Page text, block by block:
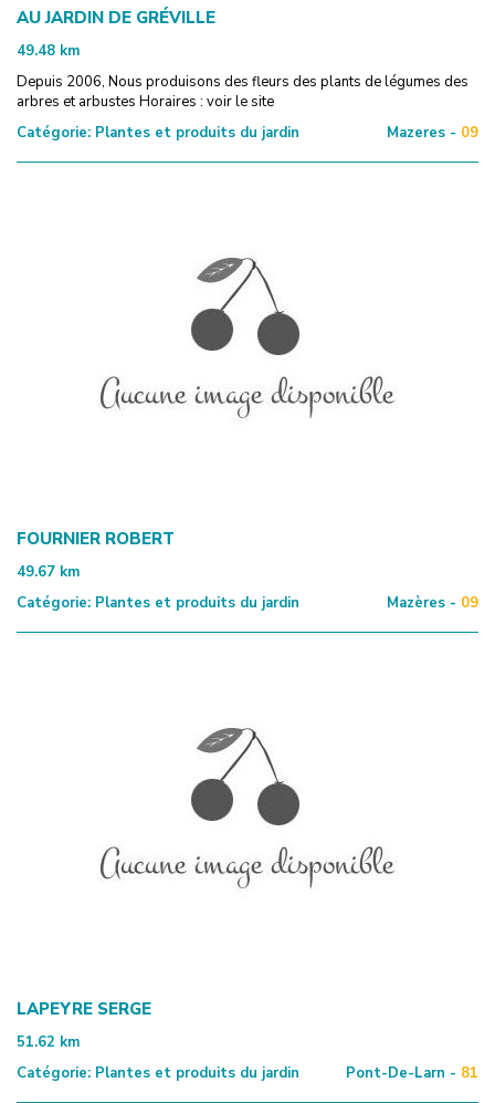
AU JARDIN DE GRÉVILLE
49.48 km
Depuis 2006, Nous produisons des fleurs des plants de légumes des
arbres et arbustes Horaires : voir le site
Catégorie: Plantes et produits du jardin Mazeres - 09
FOURNIER ROBERT
49.67 km
Catégorie: Plantes et produits du jardin Mazères - 09
LAPEYRE SERGE
51.62 km
Catégorie: Plantes et produits du jardin Pont-De-Larn - 81